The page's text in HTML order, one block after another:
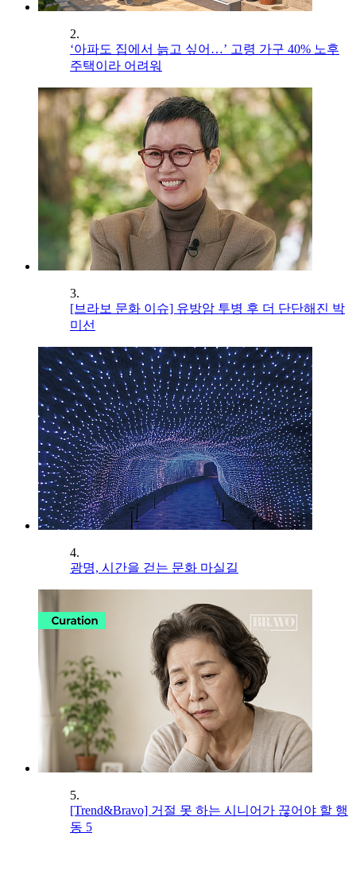
2.
‘아파도 집에서 늙고 싶어…’ 고령 가구 40% 노후
주택이라 어려워
3.
[브라보 문화 이슈] 유방암 투병 후 더 단단해진 박
미선
4.
광명, 시간을 걷는 문화 마실길
5.
[Trend&Bravo] 거절 못 하는 시니어가 끊어야 할 행
동 5